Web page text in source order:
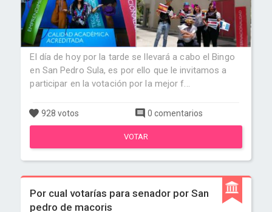
El día de hoy por la tarde se llevará a cabo el Bingo
en San Pedro Sula, es por ello que le invitamos a
participar en la votación por la mejor f...
928 votos 0 comentarios
VOTAR
Por cual votarías para senador por San
pedro de macoris